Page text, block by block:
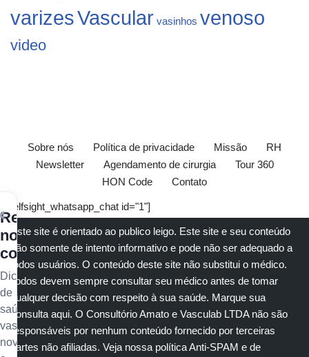
varizesVascular vasinhos venoso
video
Sobre nós Política de privacidade Missão
RH
Newsletter
Agendamento de cirurgia
Tour 360
HON Code
Contato
[elfsight_whatsapp_chat id="1"]
Este site é orientado ao publico leigo. Este site e seu conteúdo
são somente de intento informativo e pode não ser adequado a
todos usuários. O conteúdo deste site não substitui o médico.
Todos devem sempre consultar seu médico antes de tomar
qualquer decisão com respeito à sua saúde. Marque sua
consulta aqui. O Consultório Amato e Vasculab LTDA não são
responsáveis por nenhum conteúdo fornecido por terceiras
partes não afiliadas. Veja nossa política Anti-SPAM e de
Receba
nossos
conteúdos
Dicas
de
saúde
vascular,
novidades